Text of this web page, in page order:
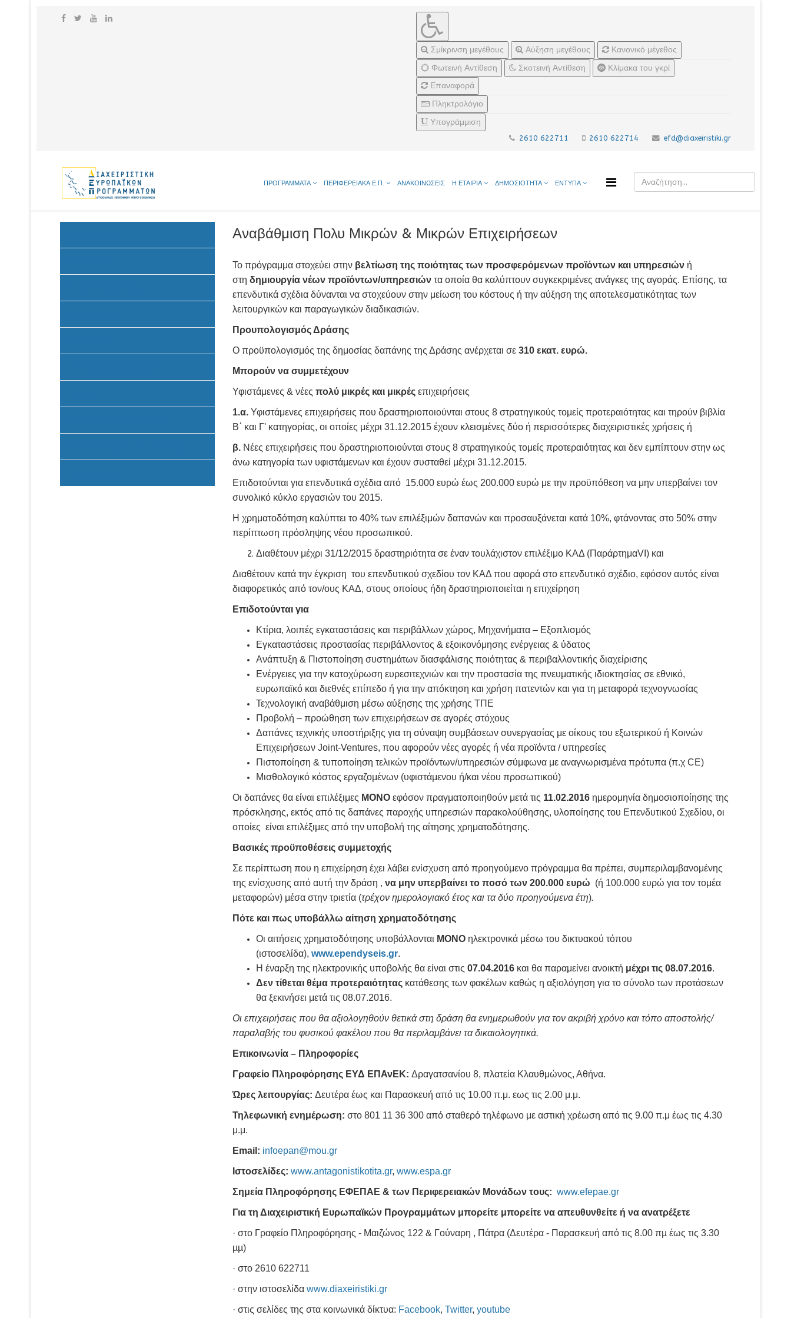
Σμίκρινση μεγέθους Αύξηση μεγέθους
Κανονικό μέγεθος
Φωτεινή Αντίθεση
Σκοτεινή Αντίθεση
Κλίμακα του γκρί
Επαναφορά
Πληκτρολόγιο
Υπογράμμιση
2610 622711 2610 622714 efd@diaxeiristiki.gr
ΠΡΟΓΡΑΜΜΑΤΑ ΠΕΡΙΦΕΡΕΙΑΚΑ Ε.Π. ΑΝΑΚΟΙΝΩΣΕΙΣ Η ΕΤΑΙΡΙΑ ΔΗΜΟΣΙΟΤΗΤΑ ΕΝΤΥΠΑ
Αναβάθμιση Πολυ Μικρών & Μικρών Επιχειρήσεων
Το πρόγραμμα στοχεύει στηνβελτίωση της ποιότητας των προσφερόμενων προϊόντων και υπηρεσιώνή
στη δημιουργία νέων προϊόντων/υπηρεσιώντα οποία θα καλύπτουν συγκεκριμένες ανάγκες της αγοράς. Επίσης, τα
επενδυτικά σχέδια δύνανται να στοχεύουν στην μείωση του κόστους ή την αύξηση της αποτελεσματικότητας των
λειτουργικών και παραγωγικών διαδικασιών.
Προυπολογισμός Δράσης
Ο προϋπολογισμός της δημοσίας δαπάνης της Δράσης ανέρχεται σε 310 εκατ. ευρώ.
Μπορούν να συμμετέχουν
Υφιστάμενες & νέες πολύ μικρές και μικρέςεπιχειρήσεις
1.α.Υφιστάμενες επιχειρήσεις που δραστηριοποιούνται στους 8 στρατηγικούς τομείς προτεραιότητας και τηρούν βιβλία
Β΄ και Γ' κατηγορίας, οι οποίες μέχρι 31.12.2015 έχουν κλεισμένες δύο ή περισσότερες διαχειριστικές χρήσεις ή
β.Νέες επιχειρήσεις που δραστηριοποιούνται στους 8 στρατηγικούς τομείς προτεραιότητας και δεν εμπίπτουν στην ως
άνω κατηγορία των υφιστάμενων και έχουν συσταθεί μέχρι 31.12.2015.
Επιδοτούνται για επενδυτικά σχέδια από 15.000 ευρώ έως 200.000 ευρώ με την προϋπόθεση να μην υπερβαίνει τον
συνολικό κύκλο εργασιών του 2015.
Η χρηματοδότηση καλύπτει το 40% των επιλέξιμών δαπανών και προσαυξάνεται κατά 10%, φτάνοντας στο 50% στην
περίπτωση πρόσληψης νέου προσωπικού.
Διαθέτουν μέχρι 31/12/2015 δραστηριότητα σε έναν τουλάχιστον επιλέξιμο ΚΑΔ (ΠαράρτημαVI) και
Διαθέτουν κατά την έγκριση του επενδυτικού σχεδίου τον ΚΑΔ που αφορά στο επενδυτικό σχέδιο, εφόσον αυτός είναι
διαφορετικός από τον/ους ΚΑΔ, στους οποίους ήδη δραστηριοποιείται η επιχείρηση
Επιδοτούνται για
Κτίρια, λοιπές εγκαταστάσεις και περιβάλλων χώρος, Μηχανήματα – Εξοπλισμός
Εγκαταστάσεις προστασίας περιβάλλοντος & εξοικονόμησης ενέργειας & ύδατος
Ανάπτυξη & Πιστοποίηση συστημάτων διασφάλισης ποιότητας & περιβαλλοντικής διαχείρισης
Ενέργειες για την κατοχύρωση ευρεσιτεχνιών και την προστασία της πνευματικής ιδιοκτησίας σε εθνικό,
ευρωπαϊκό και διεθνές επίπεδο ή για την απόκτηση και χρήση πατεντών και για τη μεταφορά τεχνογνωσίας
Τεχνολογική αναβάθμιση μέσω αύξησης της χρήσης ΤΠΕ
Προβολή – προώθηση των επιχειρήσεων σε αγορές στόχους
Δαπάνες τεχνικής υποστήριξης για τη σύναψη συμβάσεων συνεργασίας με οίκους του εξωτερικού ή Κοινών
Επιχειρήσεων Joint-Ventures, που αφορούν νέες αγορές ή νέα προϊόντα / υπηρεσίες
Πιστοποίηση & τυποποίηση τελικών προϊόντων/υπηρεσιών σύμφωνα με αναγνωρισμένα πρότυπα (π.χ CE)
Μισθολογικό κόστος εργαζομένων (υφιστάμενου ή/και νέου προσωπικού)
Οι δαπάνες θα είναι επιλέξιμες ΜΟΝΟεφόσον πραγματοποιηθούν μετά τις 11.02.2016ημερομηνία δημοσιοποίησης της
πρόσκλησης, εκτός από τις δαπάνες παροχής υπηρεσιών παρακολούθησης, υλοποίησης του Επενδυτικού Σχεδίου, οι
οποίες είναι επιλέξιμες από την υποβολή της αίτησης χρηματοδότησης.
Βασικές προϋποθέσεις συμμετοχής
Σε περίπτωση που η επιχείρηση έχει λάβει ενίσχυση από προηγούμενο πρόγραμμα θα πρέπει, συμπεριλαμβανομένης
της ενίσχυσης από αυτή την δράση , να μην υπερβαίνει το ποσό των 200.000 ευρώ (ή 100.000 ευρώ για τον τομέα
μεταφορών) μέσα στην τριετία (τρέχον ημερολογιακό έτος και τα δύο προηγούμενα έτη).
Πότε και πως υποβάλλω αίτηση χρηματοδότησης
Οι αιτήσεις χρηματοδότησης υποβάλλονται ΜΟΝΟηλεκτρονικά μέσω του δικτυακού τόπου
(ιστοσελίδα), www.ependyseis.gr.
Η έναρξη της ηλεκτρονικής υποβολής θα είναι στις 07.04.2016και θα παραμείνει ανοικτή μέχρι τις 08.07.2016.
Δεν τίθεται θέμα προτεραιότηταςκατάθεσης των φακέλων καθώς η αξιολόγηση για το σύνολο των προτάσεων
θα ξεκινήσει μετά τις 08.07.2016.
Οι επιχειρήσεις που θα αξιολογηθούν θετικά στη δράση θα ενημερωθούν για τον ακριβή χρόνο και τόπο αποστολής/
παραλαβής του φυσικού φακέλου που θα περιλαμβάνει τα δικαιολογητικά.
Επικοινωνία – Πληροφορίες
Γραφείο Πληροφόρησης ΕΥΔ ΕΠΑνΕΚ: Δραγατσανίου 8, πλατεία Κλαυθμώνος, Αθήνα.
Ώρες λειτουργίας: Δευτέρα έως και Παρασκευή από τις 10.00 π.μ. εως τις 2.00 μ.μ.
Τηλεφωνική ενημέρωση: στο 801 11 36 300 από σταθερό τηλέφωνο με αστική χρέωση από τις 9.00 π.μ έως τις 4.30
μ.μ.
Εmail: infoepan@mou.gr
Ιστοσελίδες: www.antagonistikotita.gr, www.espa.gr
Σημεία Πληροφόρησης ΕΦΕΠΑΕ & των Περιφερειακών Μονάδων τους: www.efepae.gr
Για τη Διαχειριστική Ευρωπαϊκών Προγραμμάτων μπορείτε μπορείτε να απευθυνθείτε ή να ανατρέξετε
· στο Γραφείο Πληροφόρησης - Μαιζώνος 122 & Γούναρη , Πάτρα (Δευτέρα - Παρασκευή από τις 8.00 πµ έως τις 3.30
µµ)
· στο 2610 622711
· στην ιστοσελίδα www.diaxeiristiki.gr
· στις σελίδες της στα κοινωνικά δίκτυα: Facebook, Twitter, youtube